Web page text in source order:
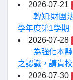
2026-07-21
轉知:財團
學年度第1學期
2026-07-28
為強化本
之認識，請貴
2026-07-30